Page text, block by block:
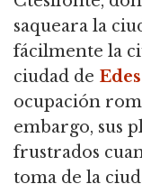
saqueara la
fácilmente la
ciudad de
ocupación
embargo, sus
frustrados
toma de la